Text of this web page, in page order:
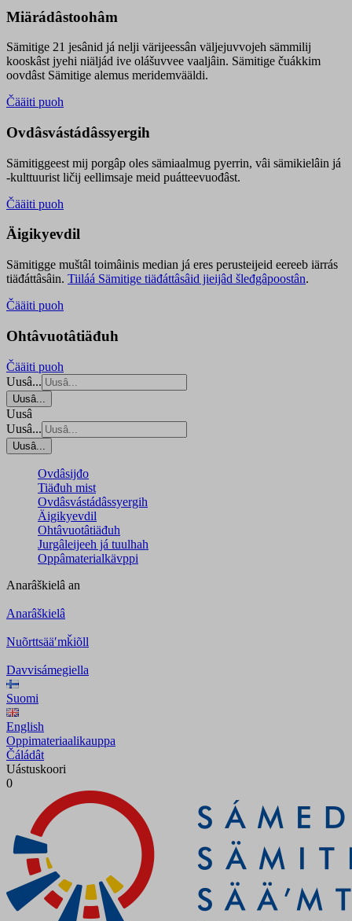
Miärádâstoohâm
Sämitige 21 jesânid já nelji värijeessân väljejuvvojeh sämmilij
kooskâst jyehi niäljád ive olášuvvee vaaljâin. Sämitige čuákkim
oovdâst Sämitige alemus meridemvääldi.
Čääiti puoh
Ovdâsvástádâssyergih
Sämitiggeest mij porgâp oles sämiaalmug pyerrin, vâi sämikielâin já
-kulttuurist ličij eellimsaje meid puátteevuođâst.
Čääiti puoh
Äigikyevdil
Sämitigge muštâl toimâinis median já eres perusteijeid eereeb iärrás
tiäđáttâsâin. Tiiláá Sämitige tiäđáttâsâid jieijâd šleđgâpoostân.
Čääiti puoh
Ohtâvuotâtiäđuh
Čääiti puoh
Uusâ...
Uusâ...
Uusâ
Uusâ...
Uusâ...
Ovdâsijđo
Tiäđuh mist
Ovdâsvástádâssyergih
Äigikyevdil
Ohtâvuotâtiäđuh
Jurgâleijeeh já tuulhah
Oppâmaterialkävppi
Anarâškielâ an
Anarâškielâ
Nuõrttsääʹmǩiõll
Davvisámegiella
Suomi
English
Oppimateriaalikauppa
Čáládât
Uástuskoori
0